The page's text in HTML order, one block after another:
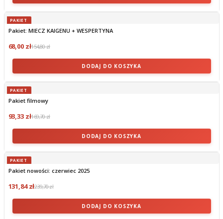
PAKIET
Pakiet: MIECZ KAIGENU + WESPERTYNA
68,00 zł154,80 zł
DODAJ DO KOSZYKA
PAKIET
Pakiet filmowy
93,33 zł169,70 zł
DODAJ DO KOSZYKA
PAKIET
Pakiet nowości: czerwiec 2025
131,84 zł239,70 zł
DODAJ DO KOSZYKA